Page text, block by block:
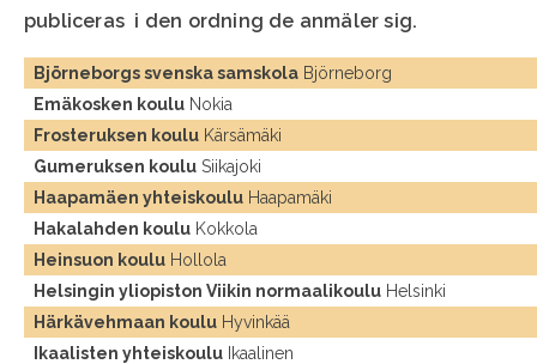
publiceras i den ordning de anmäler sig.
Björneborgs svenska samskola Björneborg
Emäkosken koulu Nokia
Frosteruksen koulu Kärsämäki
Gumeruksen koulu Siikajoki
Haapamäen yhteiskoulu Haapamäki
Hakalahden koulu Kokkola
Heinsuon koulu Hollola
Helsingin yliopiston Viikin normaalikoulu Helsinki
Härkävehmaan koulu Hyvinkää
Ikaalisten yhteiskoulu Ikaalinen